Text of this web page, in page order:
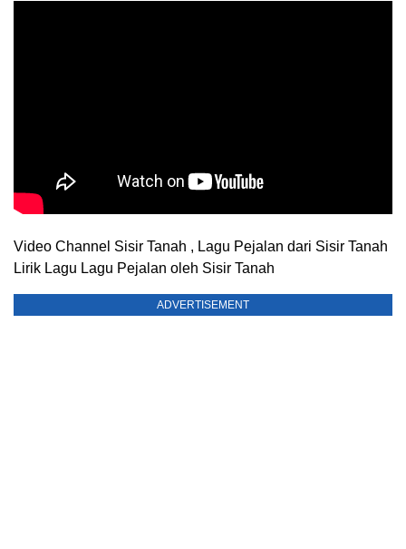
Video Channel Sisir Tanah , Lagu Pejalan dari Sisir Tanah
Lirik Lagu Lagu Pejalan oleh Sisir Tanah
ADVERTISEMENT